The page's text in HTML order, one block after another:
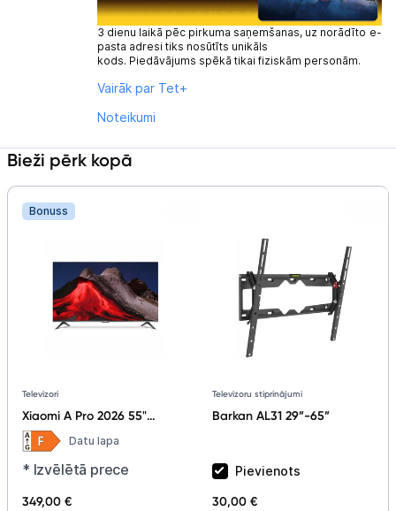
3 dienu laikā pēc pirkuma saņemšanas, uz norādīto e-
pasta adresi tiks nosūtīts unikāls
kods. Piedāvājums spēkā tikai fiziskām personām.
Vairāk par Tet+
Noteikumi
Bieži pērk kopā
Bonuss
Televizori
Xiaomi A Pro 2026 55"
QLED Smart TV ELA5974EU
Datu lapa
* Izvēlētā prece
349,00 €
Televizoru stiprinājumi
Barkan AL31 29”-65”
Pievienots
30,00 €